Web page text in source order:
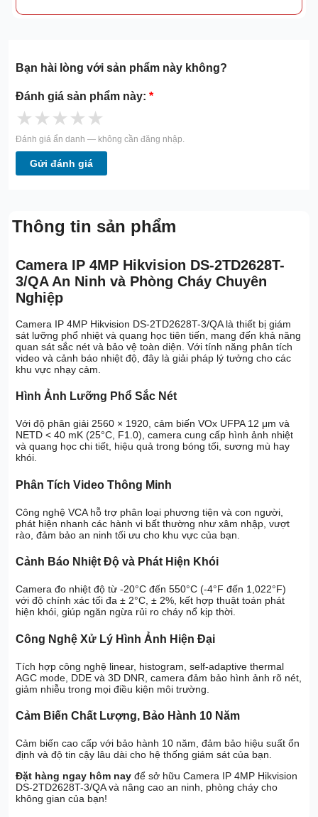
Thông tin sản phẩm
Camera IP 4MP Hikvision DS-2TD2628T-
3/QA An Ninh và Phòng Cháy Chuyên
Nghiệp
Camera IP 4MP Hikvision DS-2TD2628T-3/QA là thiết bị giám
sát lưỡng phổ nhiệt và quang học tiên tiến, mang đến khả năng
quan sát sắc nét và bảo vệ toàn diện. Với tính năng phân tích
video và cảnh báo nhiệt độ, đây là giải pháp lý tưởng cho các
khu vực nhạy cảm.
Hình Ảnh Lưỡng Phổ Sắc Nét
Với độ phân giải 2560 × 1920, cảm biến VOx UFPA 12 μm và
NETD < 40 mK (25°C, F1.0), camera cung cấp hình ảnh nhiệt
và quang học chi tiết, hiệu quả trong bóng tối, sương mù hay
khói.
Phân Tích Video Thông Minh
Công nghệ VCA hỗ trợ phân loại phương tiện và con người,
phát hiện nhanh các hành vi bất thường như xâm nhập, vượt
rào, đảm bảo an ninh tối ưu cho khu vực của bạn.
Cảnh Báo Nhiệt Độ và Phát Hiện Khói
Camera đo nhiệt độ từ -20°C đến 550°C (-4°F đến 1,022°F)
với độ chính xác tối đa ± 2°C, ± 2%, kết hợp thuật toán phát
hiện khói, giúp ngăn ngừa rủi ro cháy nổ kịp thời.
Công Nghệ Xử Lý Hình Ảnh Hiện Đại
Tích hợp công nghệ linear, histogram, self-adaptive thermal
AGC mode, DDE và 3D DNR, camera đảm bảo hình ảnh rõ nét,
giảm nhiễu trong mọi điều kiện môi trường.
Cảm Biến Chất Lượng, Bảo Hành 10 Năm
Cảm biến cao cấp với bảo hành 10 năm, đảm bảo hiệu suất ổn
định và độ tin cậy lâu dài cho hệ thống giám sát của bạn.
Đặt hàng ngay hôm nay để sở hữu Camera IP 4MP Hikvision
DS-2TD2628T-3/QA và nâng cao an ninh, phòng cháy cho
không gian của bạn!
Bạn hài lòng với sản phẩm này không?
Đánh giá sản phẩm này:*
★★★★★
Đánh giá ẩn danh — không cần đăng nhập.
Gửi đánh giá